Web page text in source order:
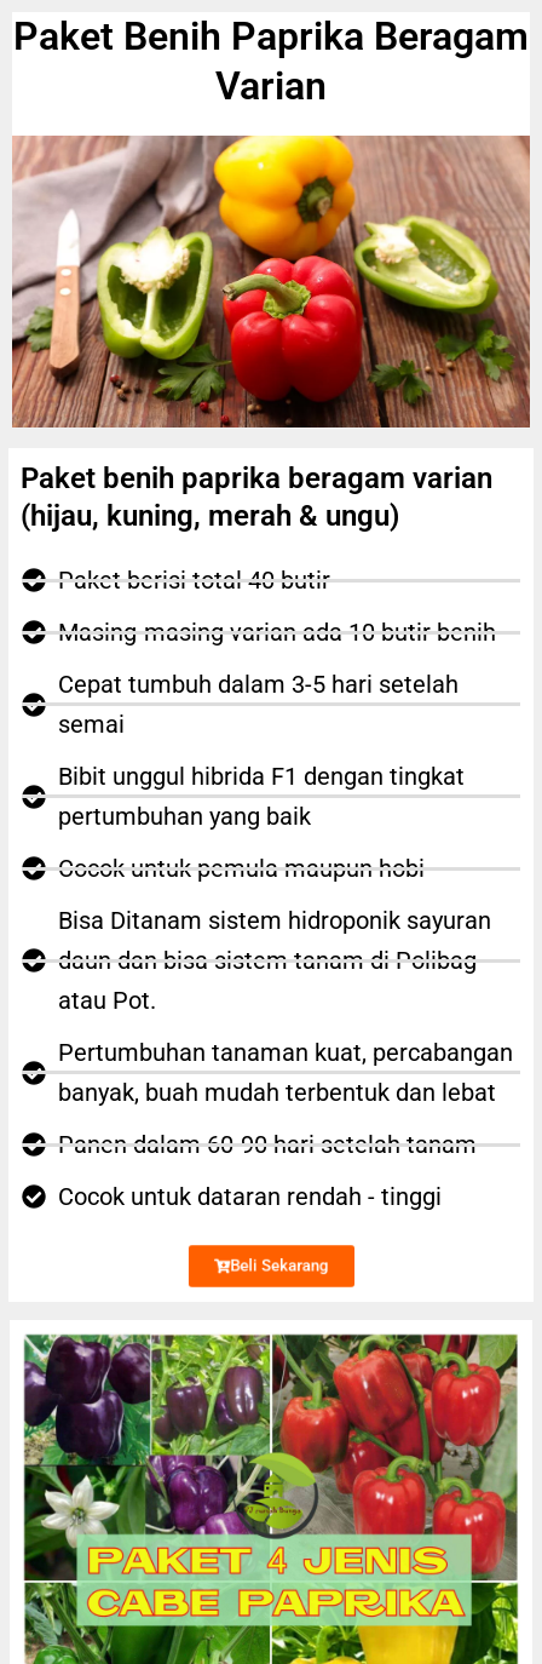
Paket Benih Paprika Beragam
Varian
Paket benih paprika beragam varian
(hijau, kuning, merah & ungu)
Paket berisi total 40 butir
Masing-masing varian ada 10 butir benih
Cepat tumbuh dalam 3-5 hari setelah
semai
Bibit unggul hibrida F1 dengan tingkat
pertumbuhan yang baik
Cocok untuk pemula maupun hobi
Bisa Ditanam sistem hidroponik sayuran
daun dan bisa sistem tanam di Polibag
atau Pot.
Pertumbuhan tanaman kuat, percabangan
banyak, buah mudah terbentuk dan lebat
Panen dalam 60-90 hari setelah tanam
Cocok untuk dataran rendah - tinggi
Beli Sekarang